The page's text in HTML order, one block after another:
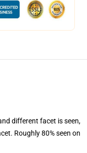
different facet is seen,
Roughly 80% seen on